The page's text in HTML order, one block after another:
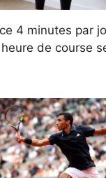
4 minutes par
heure de course